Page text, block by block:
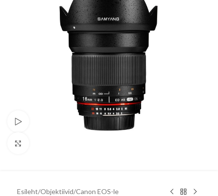
Esileht/Objektiivid/Canon EOS-le